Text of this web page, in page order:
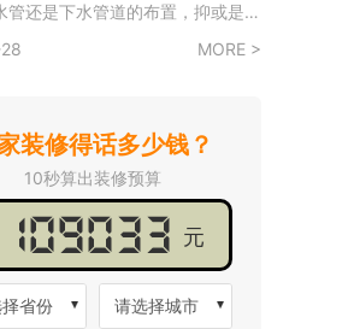
管还是下水管道的布置，抑或是电
都是我们需要了解的基础知识。然
基础知识，希望能对大家有所帮
给排水设计施工图。 不
MORE >
装修得话多少钱？
10秒算出装修预算
元
省份 请选择城市